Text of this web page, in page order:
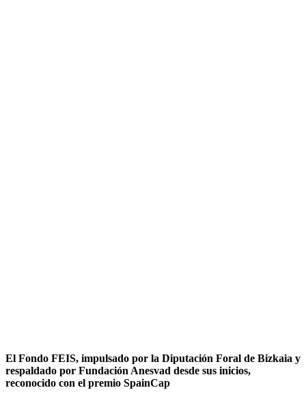
El Fondo FEIS, impulsado por la Diputación Foral de Bizkaia y
respaldado por Fundación Anesvad desde sus inicios,
reconocido con el premio SpainCap